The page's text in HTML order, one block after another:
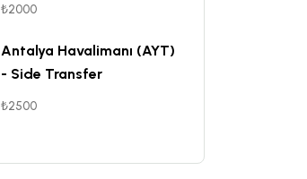
₺2000
Antalya Havalimanı (AYT)
- Side Transfer
₺2500